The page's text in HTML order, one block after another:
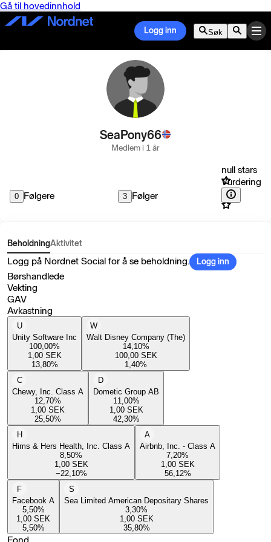
Gå til hovedinnhold
Logg inn Søk
SeaPony66
Medlem i 1 år
0 Følgere 3 Følger
null stars
Vurdering
BeholdningAktivitet
Logg på Nordnet Social for å se beholdning. Logg inn
Børshandlede
Vekting
GAV
Avkastning
U
Unity Software Inc
100,00%
1,00 SEK
13,80%
W
Walt Disney Company (The)
14,10%
100,00 SEK
1,40%
C
Chewy, Inc. Class A
12,70%
1,00 SEK
25,50%
D
Dometic Group AB
11,00%
1,00 SEK
42,30%
H
Hims & Hers Health, Inc. Class A
8,50%
1,00 SEK
−22,10%
A
Airbnb, Inc. - Class A
7,20%
1,00 SEK
56,12%
F
Facebook A
5,50%
1,00 SEK
5,50%
S
Sea Limited American Depositary Shares
3,30%
1,00 SEK
35,80%